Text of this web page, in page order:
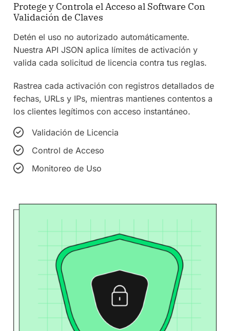
Protege y Controla el Acceso al Software Con
Validación de Claves
Detén el uso no autorizado automáticamente.
Nuestra API JSON aplica límites de activación y
valida cada solicitud de licencia contra tus reglas.
Rastrea cada activación con registros detallados de
fechas, URLs y IPs, mientras mantienes contentos a
los clientes legítimos con acceso instantáneo.
Validación de Licencia
Control de Acceso
Monitoreo de Uso